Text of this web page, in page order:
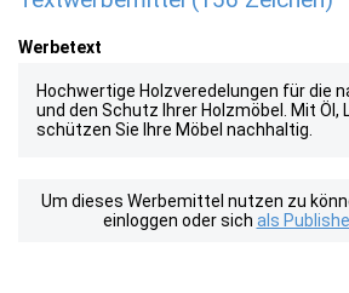
Werbetext
Hochwertige Holzveredelungen für die
und den Schutz Ihrer Holzmöbel. Mit Öl,
schützen Sie Ihre Möbel nachhaltig.
Um dieses Werbemittel nutzen zu
einloggen oder sich als